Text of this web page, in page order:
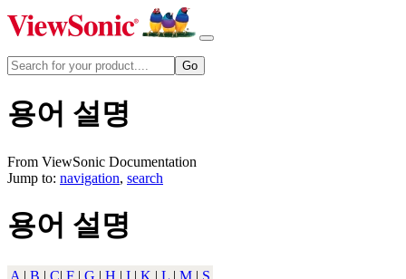
용어 설명
From ViewSonic Documentation
Jump to: navigation, search
용어 설명
A | B | C| F | G | H | I | K | L | M | S